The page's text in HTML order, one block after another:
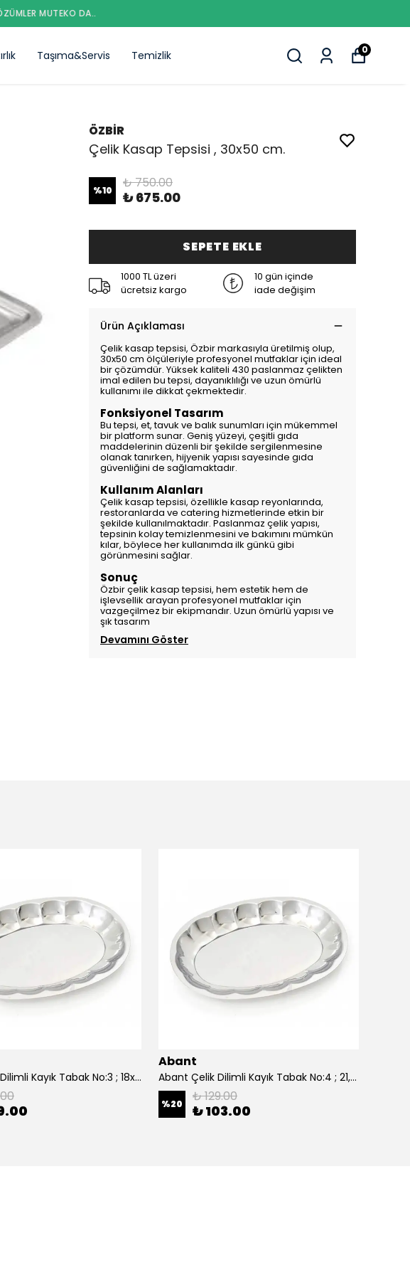
DA..
Taşıma&Servis Temizlik 0
ÖZBİR
Çelik Kasap Tepsisi , 30x50 cm.
%10 ₺ 750.00
₺ 675.00
SEPETE EKLE
1000 TL üzeri
ücretsiz kargo
10 gün içinde
iade değişim
Ürün Açıklaması
Çelik kasap tepsisi, Özbir markasıyla üretilmiş olup,
30x50 cm ölçüleriyle profesyonel mutfaklar için ideal
bir çözümdür. Yüksek kaliteli 430 paslanmaz çelikten
imal edilen bu tepsi, dayanıklılığı ve uzun ömürlü
kullanımı ile dikkat çekmektedir.
Fonksiyonel Tasarım
Bu tepsi, et, tavuk ve balık sunumları için mükemmel
bir platform sunar. Geniş yüzeyi, çeşitli gıda
maddelerinin düzenli bir şekilde sergilenmesine
olanak tanırken, hijyenik yapısı sayesinde gıda
güvenliğini de sağlamaktadır.
Kullanım Alanları
Çelik kasap tepsisi, özellikle kasap reyonlarında,
restoranlarda ve catering hizmetlerinde etkin bir
şekilde kullanılmaktadır. Paslanmaz çelik yapısı,
tepsinin kolay temizlenmesini ve bakımını mümkün
kılar, böylece her kullanımda ilk günkü gibi
görünmesini sağlar.
Sonuç
Özbir çelik kasap tepsisi, hem estetik hem de
işlevsellik arayan profesyonel mutfaklar için
vazgeçilmez bir ekipmandır. Uzun ömürlü yapısı ve
şık tasarım
Devamını Göster
Abant Çelik Dilimli Kayık Tabak No:3 ; 18x27,5 cm.
Abant
Abant Çelik Dilimli Kayık Tabak No:4 ; 21,5x30,5 cm.
%20 ₺ 129.00
₺ 103.00